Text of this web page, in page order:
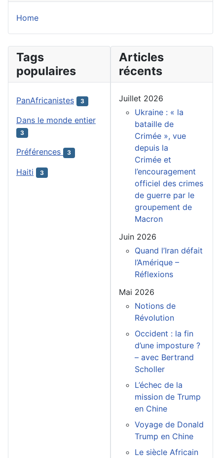
Home
Tags
populaires
PanAfricanistes 3
Dans le monde entier
3
Préférences 3
Haiti 3
Articles
récents
Juillet 2026
Ukraine : « la
bataille de
Crimée », vue
depuis la
Crimée et
l’encouragement
officiel des crimes
de guerre par le
groupement de
Macron
Juin 2026
Quand l’Iran défait
l’Amérique –
Réflexions
Mai 2026
Notions de
Révolution
Occident : la fin
d’une imposture ?
– avec Bertrand
Scholler
L’échec de la
mission de Trump
en Chine
Voyage de Donald
Trump en Chine
Le siècle Africain